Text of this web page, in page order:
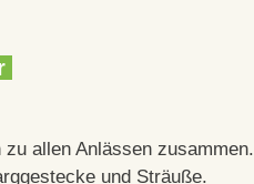
allen Anlässen zusammen.
und Sträuße.